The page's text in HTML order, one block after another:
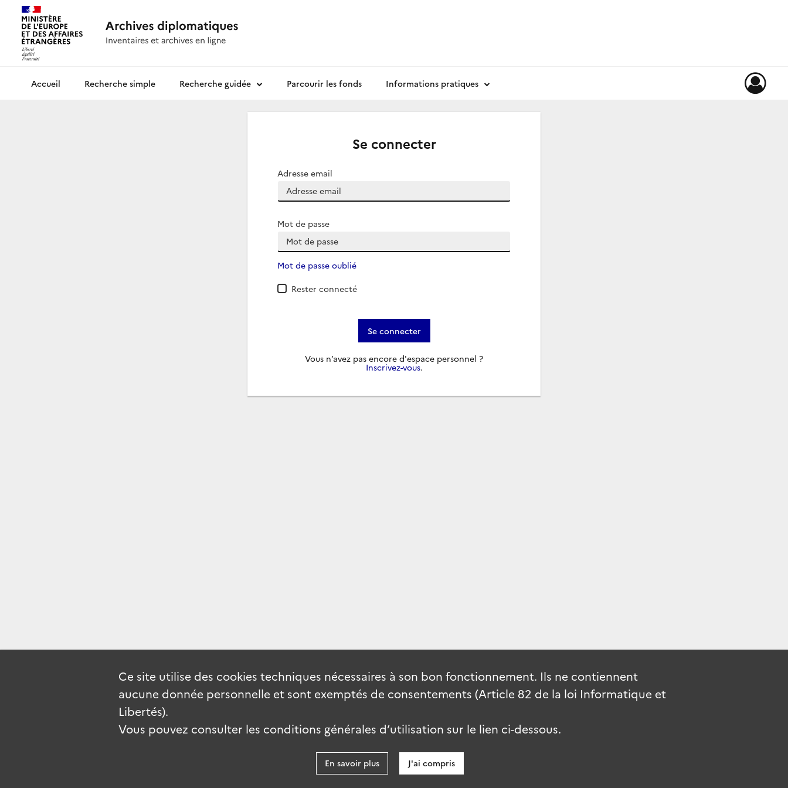
Archives diplomatiquesRecherche simple Recherche guidée Parcourir les fonds Informations pratiques
Se connecter
Adresse email
Mot de passe
Mot de passe oublié
Rester connecté
Se connecter
Vous n’avez pas encore d'espace personnel ?
Inscrivez-vous.
Ce site utilise des cookies techniques nécessaires à son bon fonctionnement. Ils ne contiennent
aucune donnée personnelle et sont exemptés de consentements (Article 82 de la loi Informatique et
Libertés).
Vous pouvez consulter les conditions générales d’utilisation sur le lien ci-dessous.
En savoir plus J'ai compris